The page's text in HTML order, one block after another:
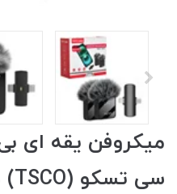
میکروفن یقه ای
سی تسکو (TSCO) مدل TMIC 5007